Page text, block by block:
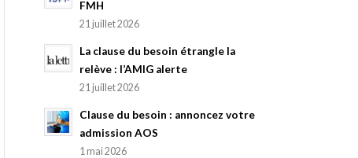
FMH
21 juillet 2026
La clause du besoin étrangle la
relève : l’AMIG alerte
21 juillet 2026
Clause du besoin : annoncez votre
admission AOS
1 mai 2026